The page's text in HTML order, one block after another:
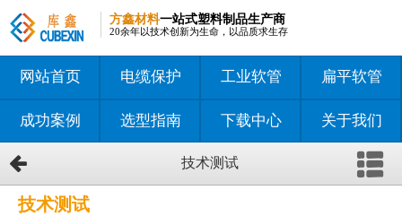
方鑫材料一站式塑料制品生产商
20余年以技术创新为生命，以品质求生存
网站首页 电缆保护 工业软管 扁平软管
成功案例 选型指南 下载中心 关于我们
技术测试
技术测试